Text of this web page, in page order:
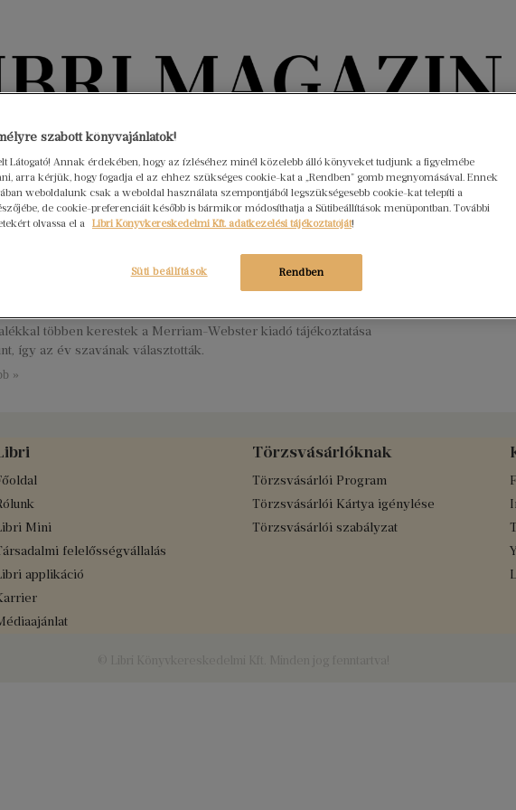
Könyvektől az olvasókig
Interjúk Beleolvasó A hónap könyvei HÍREK Libri Portré
lett az év szava
többen kerestek a Merriam-Webster kiadó tájékoztatása
így az év szavának választották.
»
Mini
felelősségvállalás
applikáció
Törzsvásárlóknak
Törzsvásárlói Program
Törzsvásárlói Kártya igénylése
Törzsvásárlói szabályzat
szabott könyvajánlatok!
Látogató! Annak érdekében, hogy az ízléséhez minél közelebb álló könyveket tudjunk a figyelmébe
arra kérjük, hogy fogadja el az ehhez szükséges cookie-kat a „Rendben” gomb megnyomásával. Ennek
weboldalunk csak a weboldal használata szempontjából legszükségesebb cookie-kat telepíti a
de cookie-preferenciáit később is bármikor módosíthatja a Sütibeállítások menüpontban. További
olvassa el a Libri Könyvkereskedelmi Kft. adatkezelési tájékoztatóját!
Rendben
Süti beállítások